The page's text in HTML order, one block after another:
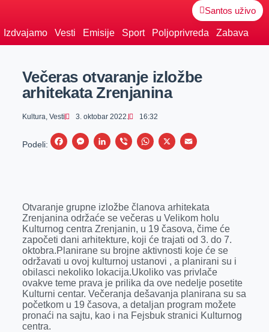
Santos uživo
Izdvajamo Vesti Emisije Sport Poljoprivreda Zabava
Večeras otvaranje izložbe
arhitekata Zrenjanina
Kultura, Vesti 3. oktobar 2022. 16:32
Podeli:
F
b
o
o
k
M
e
n
g
e
r
L
e
d
I
n
V
r
W
s
A
p
p
X
E
l
Otvaranje grupne izložbe članova arhitekata
Zrenjanina održaće se večeras u Velikom holu
Kulturnog centra Zrenjanin, u 19 časova, čime će
započeti dani arhitekture, koji će trajati od 3. do 7.
oktobra.Planirane su brojne aktivnosti koje će se
održavati u ovoj kulturnoj ustanovi , a planirani su i
obilasci nekoliko lokacija.Ukoliko vas privlače
ovakve teme prava je prilika da ove nedelje posetite
Kulturni centar. Večeranja dešavanja planirana su sa
početkom u 19 časova, a detaljan program možete
pronaći na sajtu, kao i na Fejsbuk stranici Kulturnog
centra.